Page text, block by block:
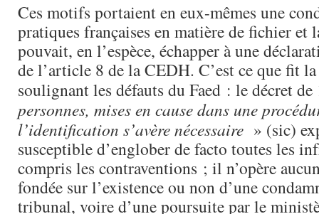
Ces motifs portaient en eux-mêmes une
pratiques françaises en matière de fichier et
pouvait, en l’espèce, échapper à une
de l’article 8 de la CEDH. C’est ce que fit
soulignant les défauts du Faed : le décret
personnes, mises en cause dans une
l’identification s’avère nécessaire » (sic)
susceptible d’englober de facto toutes les
compris les contraventions ; il n’opère
fondée sur l’existence ou non d’une
tribunal, voire d’une poursuite par le